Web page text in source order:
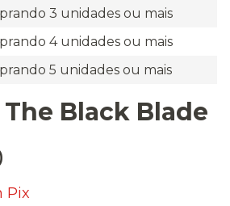
3 unidades ou mais
4 unidades ou mais
5 unidades ou mais
Black Blade
Pix